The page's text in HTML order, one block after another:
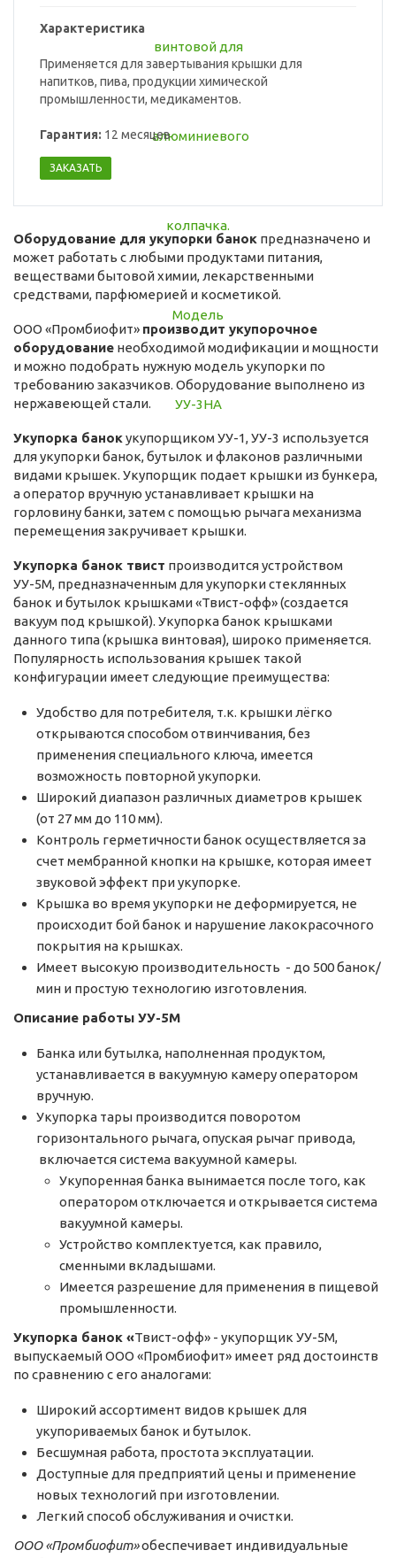
Характеристика
Применяется для завертывания крышки для
напитков, пива, продукции химической
промышленности, медикаментов.
Гарантия: 12 месяцев
ЗАКАЗАТЬ
Оборудование для укупорки банок предназначено и
может работать с любыми продуктами питания,
веществами бытовой химии, лекарственными
средствами, парфюмерией и косметикой.
ООО «Промбиофит» производит укупорочное
оборудование необходимой модификации и мощности
и можно подобрать нужную модель укупорки по
требованию заказчиков. Оборудование выполнено из
нержавеющей стали.
Укупорка банокукупорщиком УУ-1, УУ-3 используется
для укупорки банок, бутылок и флаконов различными
видами крышек. Укупорщик подает крышки из бункера,
а оператор вручную устанавливает крышки на
горловину банки, затем с помощью рычага механизма
перемещения закручивает крышки.
Укупорка банок твист производится устройством
УУ-5М, предназначенным для укупорки стеклянных
банок и бутылок крышками «Твист-офф» (создается
вакуум под крышкой). Укупорка банок крышками
данного типа (крышка винтовая), широко применяется.
Популярность использования крышек такой
конфигурации имеет следующие преимущества:
Удобство для потребителя, т.к. крышки лёгко
открываются способом отвинчивания, без
применения специального ключа, имеется
возможность повторной укупорки.
Широкий диапазон различных диаметров крышек
(от 27 мм до 110 мм).
Контроль герметичности банок осуществляется за
счет мембранной кнопки на крышке, которая имеет
звуковой эффект при укупорке.
Крышка во время укупорки не деформируется, не
происходит бой банок и нарушение лакокрасочного
покрытия на крышках.
Имеет высокую производительность - до 500 банок/
мин и простую технологию изготовления.
Описание работы УУ-5М
Банка или бутылка, наполненная продуктом,
устанавливается в вакуумную камеру оператором
вручную.
Укупорка тары производится поворотом
горизонтального рычага, опуская рычаг привода,
включается система вакуумной камеры.
Укупоренная банка вынимается после того, как
оператором отключается и открывается система
вакуумной камеры.
Устройство комплектуется, как правило,
сменными вкладышами.
Имеется разрешение для применения в пищевой
промышленности.
Укупорка банок «Твист-офф» - укупорщик УУ-5М,
выпускаемый ООО «Промбиофит» имеет ряд достоинств
по сравнению с его аналогами:
Широкий ассортимент видов крышек для
укупориваемых банок и бутылок.
Бесшумная работа, простота эксплуатации.
Доступные для предприятий цены и применение
новых технологий при изготовлении.
Легкий способ обслуживания и очистки.
ООО «Промбиофит»обеспечивает индивидуальные